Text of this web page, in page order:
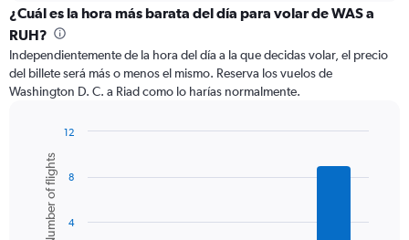
categories.
Range:
categories.
The
chart
axis
displaying
values.
Range:
¿Cuál es la hora más barata del día para volar de WAS a
RUH?
Independientemente de la hora del día a la que decidas volar, el precio
del billete será más o menos el mismo. Reserva los vuelos de
Washington D. C. a Riad como lo harías normalmente.
chart
with
bars.
Chart
graphic.
Number of flights 4
8
12